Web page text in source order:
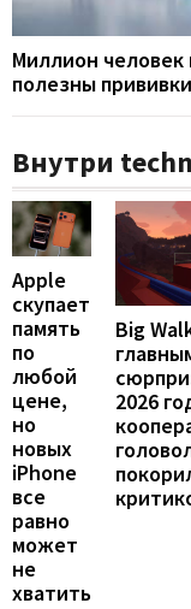
Миллион
полезны
Внутри
Apple
скупает
память
по
любой
цене,
но
новых
iPhone
все
равно
может
не
хватить
Big
2026